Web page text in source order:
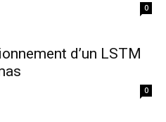
0
d’un LSTM
0